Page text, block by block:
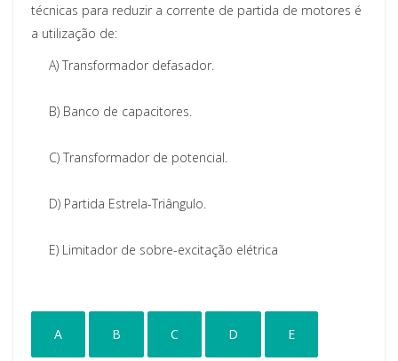
técnicas para reduzir a corrente de partida de motores é
a utilização de:
A) Transformador defasador.
B) Banco de capacitores.
C) Transformador de potencial.
D) Partida Estrela-Triângulo.
E) Limitador de sobre-excitação elétrica
A B C D E